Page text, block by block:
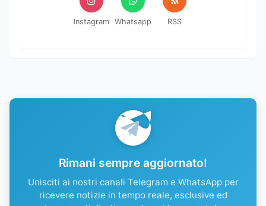
Instagram Whatsapp RSS
Rimani sempre aggiornato!
Unisciti ai nostri canali Telegram e WhatsApp per
ricevere notizie in tempo reale, esclusive ed